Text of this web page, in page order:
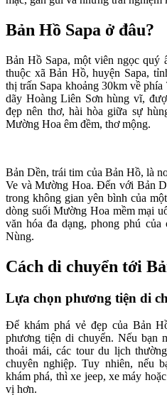
Bản Hồ Sapa ở đâu?
Bản Hồ Sapa, một viên ngọc quý
thuộc xã Bản Hồ, huyện Sapa,
thị trấn Sapa khoảng 30km về
dãy Hoàng Liên Sơn hùng vĩ,
đẹp nên thơ, hài hòa giữa sự
Mường Hoa êm đềm, thơ mộng.
Bản Dền, trái tim của Bản Hồ, là
Ve và Mường Hoa. Đến với Bản
trong không gian yên bình của
dòng suối Mường Hoa mềm mại
văn hóa đa dạng, phong phú
Nùng.
Cách di chuyển tới
Lựa chọn phương tiện di
Để khám phá vẻ đẹp của Bản
phương tiện di chuyển. Nếu bạn
thoải mái, các tour du lịch
chuyên nghiệp. Tuy nhiên, nếu
khám phá, thì xe jeep, xe máy
vị hơn.